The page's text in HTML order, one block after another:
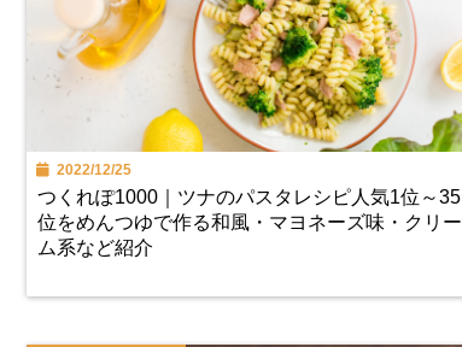
2022/12/25
つくれぽ1000｜ツナのパスタレシピ人気1位～35
位をめんつゆで作る和風・マヨネーズ味・クリー
ム系など紹介